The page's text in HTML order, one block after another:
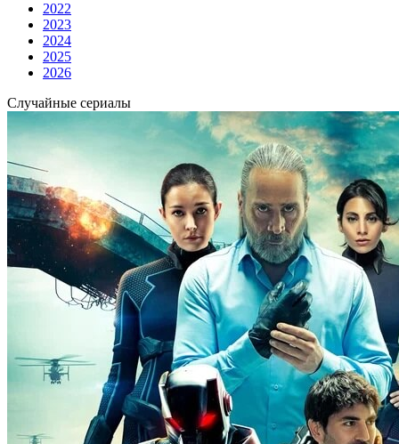
2022
2023
2024
2025
2026
Случайные сериалы